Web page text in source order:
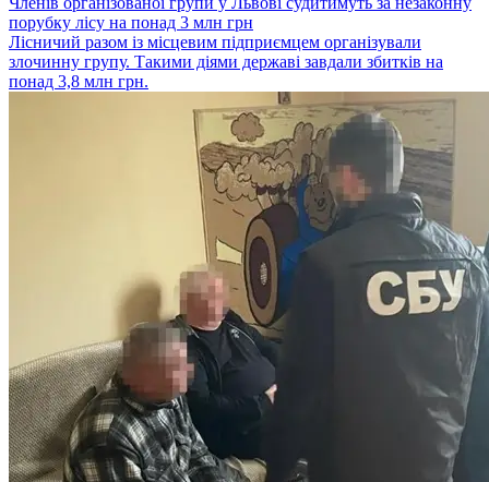
порубку лісу на понад 3 млн грн
Лісничий разом із місцевим підприємцем організували
злочинну групу. Такими діями державі завдали збитків на
понад 3,8 млн грн.